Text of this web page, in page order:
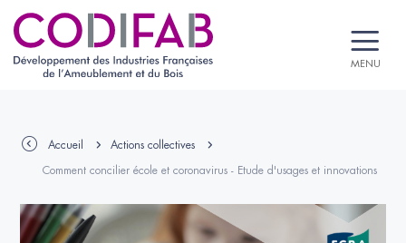
MENU
Accueil Actions collectives
Comment concilier école et coronavirus - Etude d'usages et innovations